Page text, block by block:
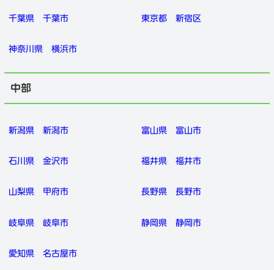
千葉県 千葉市 東京都 新宿区
神奈川県 横浜市
中部
新潟県 新潟市 富山県 富山市
石川県 金沢市 福井県 福井市
山梨県 甲府市 長野県 長野市
岐阜県 岐阜市 静岡県 静岡市
愛知県 名古屋市